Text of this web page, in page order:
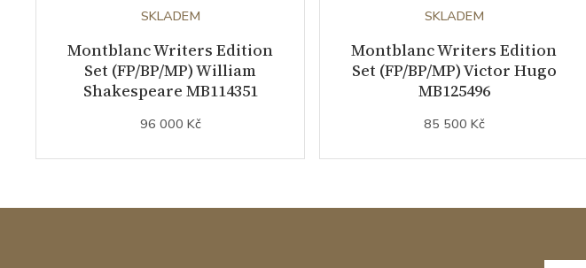
SKLADEM
Montblanc Writers Edition
Set (FP/BP/MP) William
Shakespeare MB114351
96 000 Kč
SKLADEM
Montblanc Writers Edition
Set (FP/BP/MP) Victor Hugo
MB125496
85 500 Kč